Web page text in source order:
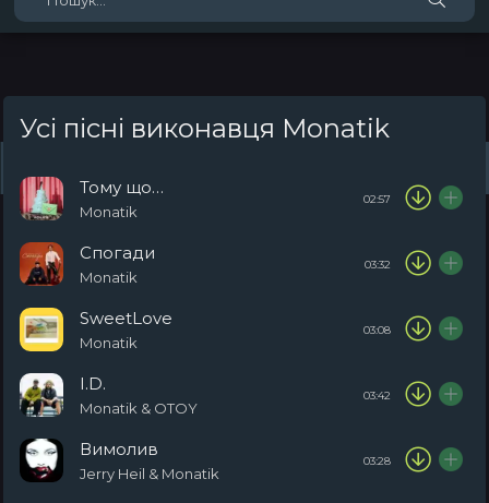
Жанри
Усі пісні виконавця Monatik
Тому що…
Monatik
02:57
Спогади
Monatik
03:32
SweetLove
Monatik
03:08
I.D.
Monatik & OTOY
03:42
Вимолив
Jerry Heil & Monatik
03:28